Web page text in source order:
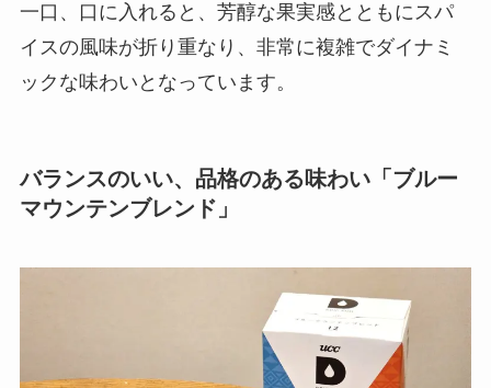
一口、口に入れると、芳醇な果実感とともにスパ
イスの風味が折り重なり、非常に複雑でダイナミ
ックな味わいとなっています。
バランスのいい、品格のある味わい「ブルー
マウンテンブレンド」